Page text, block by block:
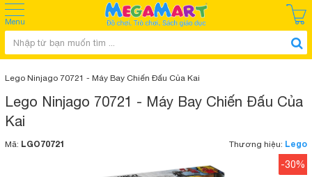
Menu
Lego Ninjago 70721 - Máy Bay Chiến Đấu Của Kai
Lego Ninjago 70721 - Máy Bay Chiến Đấu Của
Kai
Mã: LGO70721 Thương hiệu: Lego
-30%